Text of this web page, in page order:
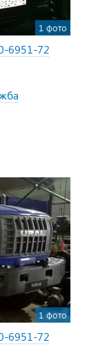
1 фото
6951-72
1 фото
6951-72